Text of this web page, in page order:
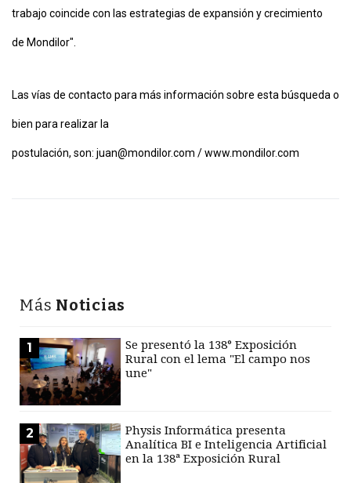
trabajo coincide con las estrategias de expansión y crecimiento
de Mondilor".
Las vías de contacto para más información sobre esta búsqueda o
bien para realizar la
postulación, son: juan@mondilor.com /www.mondilor.com
Más Noticias
1
Se presentó la 138° Exposición
Rural con el lema "El campo nos
une"
2
Physis Informática presenta
Analítica BI e Inteligencia Artificial
en la 138ª Exposición Rural